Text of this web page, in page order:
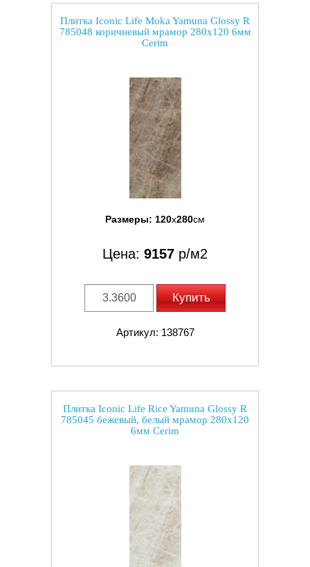
Плитка Iconic Life Moka Yamuna Glossy R
785048 коричневый мрамор 280x120 6мм
Cerim
Размеры: 120x280см
Цена: 9157 р/м2
Купить
Артикул: 138767
Плитка Iconic Life Rice Yamuna Glossy R
785045 бежевый, белый мрамор 280x120
6мм Cerim